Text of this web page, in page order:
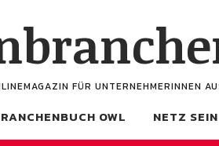
FÜR UNTERNEHMERINNEN
OWL NETZ SEIN